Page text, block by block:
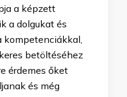
a képzett
a dolgukat és
kompetenciákkal,
betöltéséhez
érdemes őket
és még